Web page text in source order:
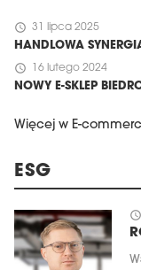
schedule 31 lipca 2025
HANDLOWA
schedule 16 lutego 2024
NOWY E-SKLEP
Więcej w E-
ESG
schedule